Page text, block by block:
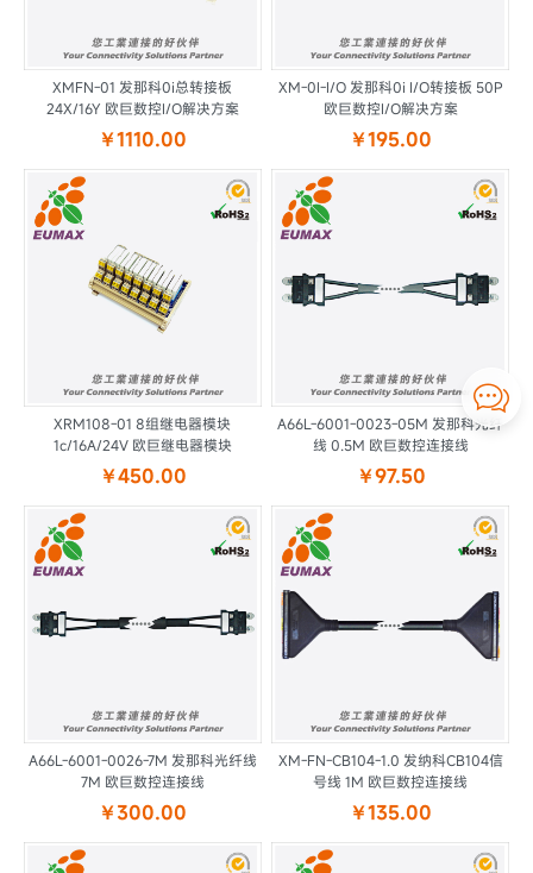

XMFN-01 发那科0i总转接板
24X/16Y 欧巨数控I/O解决方案
￥1110.00
XM-0I-I/O 发那科0i I/O转接板 50P
欧巨数控I/O解决方案
￥195.00
XRM108-01 8组继电器模块
1c/16A/24V 欧巨继电器模块
￥450.00
A66L-6001-0023-05M 发那科光纤
线 0.5M 欧巨数控连接线
￥97.50
A66L-6001-0026-7M 发那科光纤线
7M 欧巨数控连接线
￥300.00
XM-FN-CB104-1.0 发纳科CB104信
号线 1M 欧巨数控连接线
￥135.00